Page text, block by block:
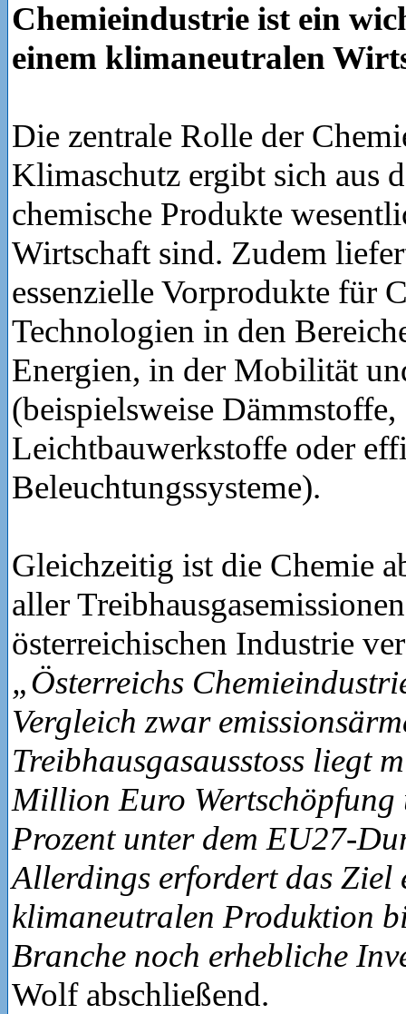
Chemieindustrie ist ein
einem klimaneutralen
Die zentrale Rolle der
Klimaschutz ergibt sich aus
chemische Produkte
Wirtschaft sind. Zudem
essenzielle Vorprodukte für
Technologien in den
Energien, in der Mobilität
(beispielsweise Dämmstoffe,
Leichtbauwerkstoffe oder
Beleuchtungssysteme).
Gleichzeitig ist die Chemie
aller
österreichischen Industrie
„Österreichs
Vergleich zwar
Treibhausgasausstoss liegt
Million Euro Wertschöpfung
Prozent unter dem EU27-
Allerdings erfordert das Ziel
klimaneutralen Produktion
Branche noch erhebliche
Wolf abschließend.